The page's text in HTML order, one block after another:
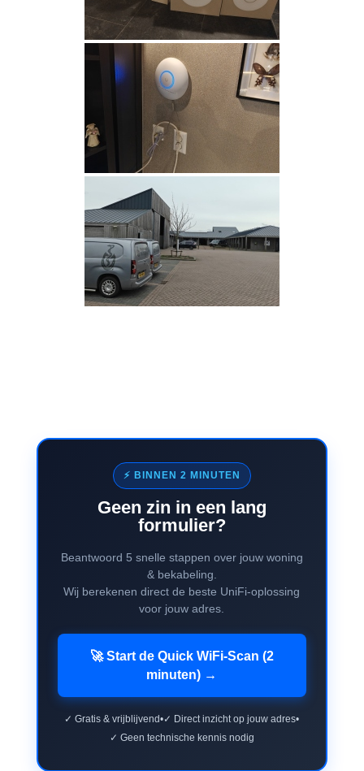
⚡ BINNEN 2 MINUTEN
Geen zin in een lang
formulier?
Beantwoord 5 snelle stappen over jouw woning
& bekabeling.
Wij berekenen direct de beste UniFi-oplossing
voor jouw adres.
🚀 Start de Quick WiFi-Scan (2
minuten) →
✓ Gratis & vrijblijvend•✓ Direct inzicht op jouw adres•
✓ Geen technische kennis nodig